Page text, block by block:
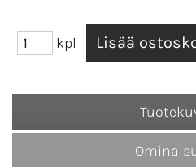
kpl